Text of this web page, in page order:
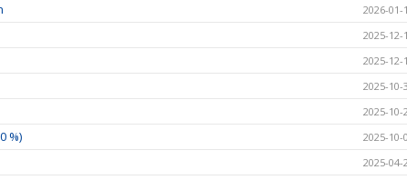
2026-01-
2025-12-
2025-12-
2025-10-
2025-10-
%) 2025-10-
2025-04-